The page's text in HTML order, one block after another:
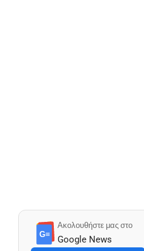
G≡
Ακολουθήστε μας στο
Google News